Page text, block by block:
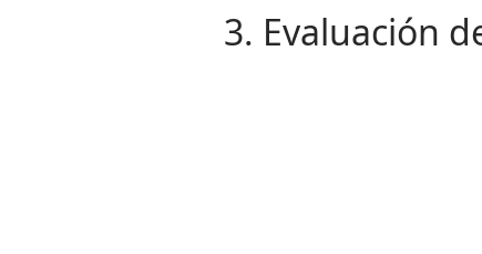
3. Evaluación